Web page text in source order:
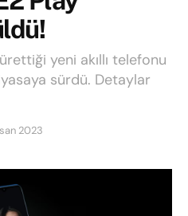
yeni akıllı telefonu
sürdü. Detaylar
2023